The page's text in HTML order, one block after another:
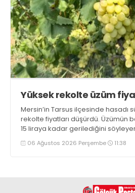
Yüksek rekolte üzüm
Mersin’in Tarsus ilçesinde hasadı
rekolte fiyatları düşürdü. Üzümün
15 liraya kadar gerilediğini
tepki gösterdi
06 Ağustos 2026 Perşembe 11:38